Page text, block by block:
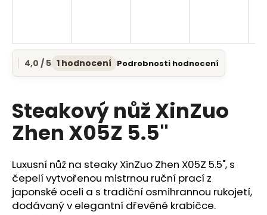
Průměrné
hodnocení
je
4,0
z
5
4,0 / 5 1 hodnocení Podrobnosti hodnocení
Steakový nůž XinZuo
Zhen X05Z 5.5"
Luxusní nůž na steaky XinZuo Zhen X05Z 5.5", s
čepelí vytvořenou mistrnou ruční prací z
japonské oceli a s tradiční osmihrannou rukojetí,
dodávaný v elegantní dřevěné krabičce.
í
?
HLEDAT
D
o